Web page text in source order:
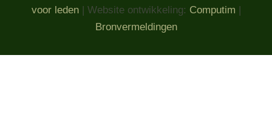
voor leden| Website ontwikkeling: Computim
Bronvermeldingen